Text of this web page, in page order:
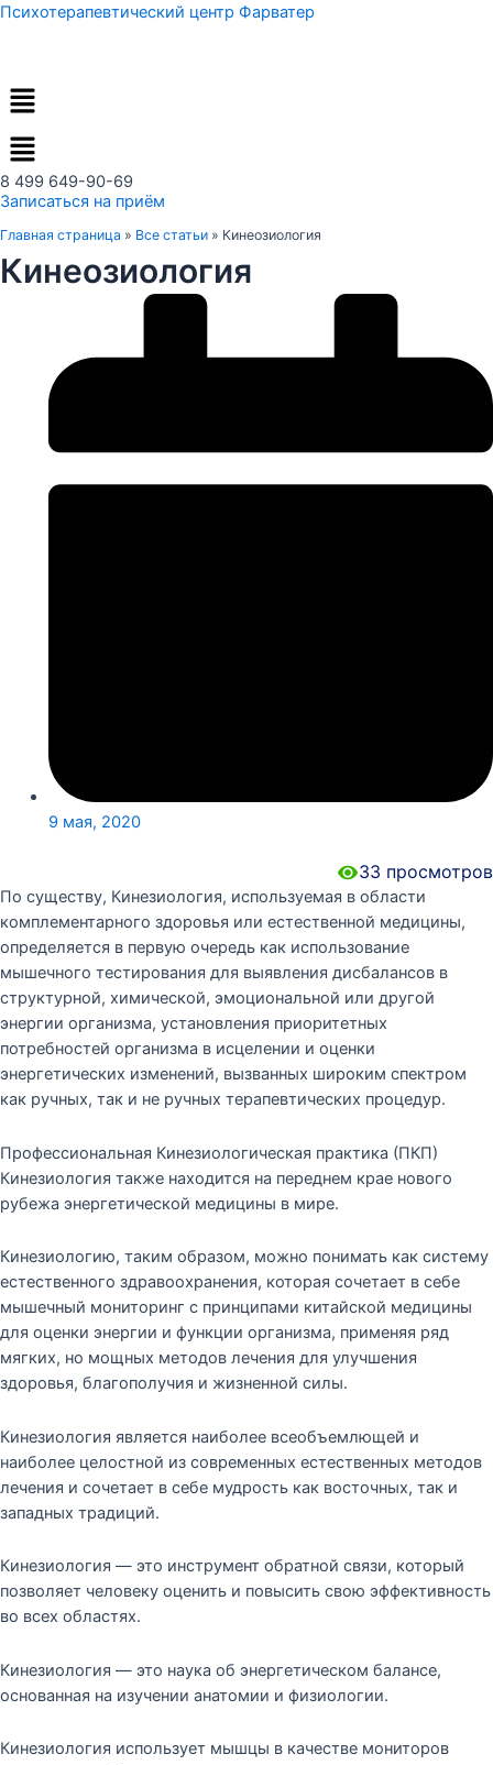
Перейти
Психотерапевтический центр Фарватер
Меню
8 499 649-90-69
Записаться на приём
Главная страница » Все статьи » Кинеозиология
Кинеозиология
9 мая, 2020
33 просмотров
По существу, Кинезиология, используемая в области
комплементарного здоровья или естественной медицины,
определяется в первую очередь как использование
мышечного тестирования для выявления дисбалансов в
структурной, химической, эмоциональной или другой
энергии организма, установления приоритетных
потребностей организма в исцелении и оценки
энергетических изменений, вызванных широким спектром
как ручных, так и не ручных терапевтических процедур.
Профессиональная Кинезиологическая практика (ПКП)
Кинезиология также находится на переднем крае нового
рубежа энергетической медицины в мире.
Кинезиологию, таким образом, можно понимать как систему
естественного здравоохранения, которая сочетает в себе
мышечный мониторинг с принципами китайской медицины
для оценки энергии и функции организма, применяя ряд
мягких, но мощных методов лечения для улучшения
здоровья, благополучия и жизненной силы.
Кинезиология является наиболее всеобъемлющей и
наиболее целостной из современных естественных методов
лечения и сочетает в себе мудрость как восточных, так и
западных традиций.
Кинезиология — это инструмент обратной связи, который
позволяет человеку оценить и повысить свою эффективность
во всех областях.
Кинезиология — это наука об энергетическом балансе,
основанная на изучении анатомии и физиологии.
Кинезиология использует мышцы в качестве мониторов